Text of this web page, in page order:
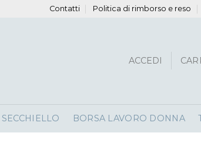
Contatti Politica di rimborso e reso
ACCEDI
BORSA LAVORO DONNA